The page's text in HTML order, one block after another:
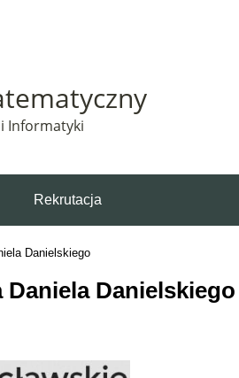
Informatyki
Rekrutacja
Danielskiego
Danielskiego